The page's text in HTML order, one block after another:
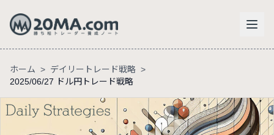
ホーム > デイリートレード戦略 >
2025/06/27 ドル円トレード戦略